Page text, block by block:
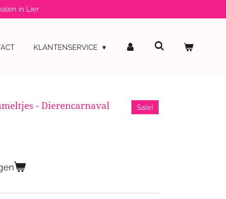
in Lier
KLANTENSERVICE
- Dierencarnaval Sale!